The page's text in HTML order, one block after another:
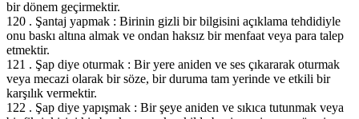
bir dönem geçirmektir.
120 . Şantaj yapmak : Birinin gizli bir bilgisini açıklama tehdidiyle
onu baskı altına almak ve ondan haksız bir menfaat veya para talep
etmektir.
121 . Şap diye oturmak : Bir yere aniden ve ses çıkararak oturmak
veya mecazi olarak bir söze, bir duruma tam yerinde ve etkili bir
karşılık vermektir.
122 . Şap diye yapışmak : Bir şeye aniden ve sıkıca tutunmak veya